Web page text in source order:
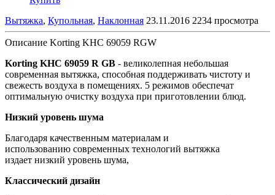
Вытяжка, Купольная, Наклонная 23.11.2016 2234 просмотра
Описание Korting KHC 69059 RGW
Korting KHC 69059 R GB - великолепная небольшая
современная вытяжка, способная поддерживать чистоту и
свежесть воздуха в помещениях. 5 режимов обеспечат
оптимальную очистку воздуха при приготовлении блюд.
Низкий уровень шума
Благодаря качественным материалам и
использованию современных технологий вытяжка
издает низкий уровень шума,
Классический дизайн